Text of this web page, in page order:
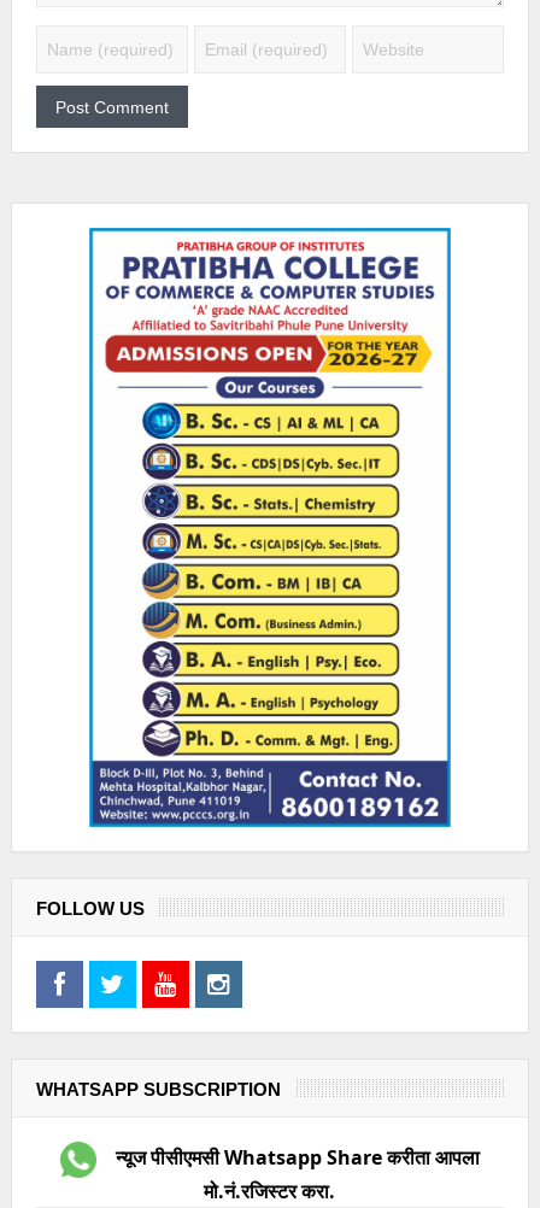
FOLLOW US
WHATSAPP SUBSCRIPTION
न्यूज पीसीएमसी Whatsapp Share करीता आपला
मो.नं.रजिस्टर करा.